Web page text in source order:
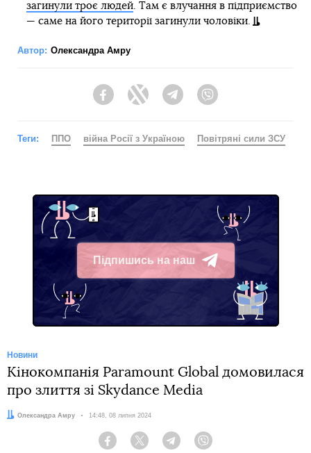
загинули троє людей. Там є влучання в підприємство
— саме на його території загинули чоловіки.
Автор: Олександра Амру
FacebookTwitter Telegram
Теги: ППО війна Росії з Україною Повітряні сили ЗСУ
Підпишись на наш
Telegram
Новини
Кінокомпанія Paramount Global домовилася
про злиття зі Skydance Media
Автор:
Олександра Амру Дата:
14:48, 08 липня 2024
Facebook Twitter Telegram